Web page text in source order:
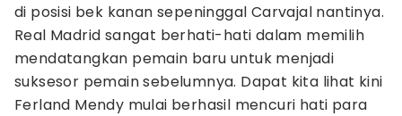
di posisi bek kanan sepeninggal Carvajal nantinya.
Real Madrid sangat berhati-hati dalam memilih
mendatangkan pemain baru untuk menjadi
suksesor pemain sebelumnya. Dapat kita lihat kini
Ferland Mendy mulai berhasil mencuri hati para